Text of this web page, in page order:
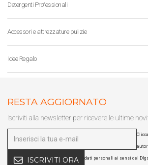
Detergenti Professionali
Accessori e attrezzature pulizie
Idee Regalo
RESTA AGGIORNATO
Iscriviti alla newsletter per ricevere le ultime
ISCRIVITI ORA dati personali ai sensi del